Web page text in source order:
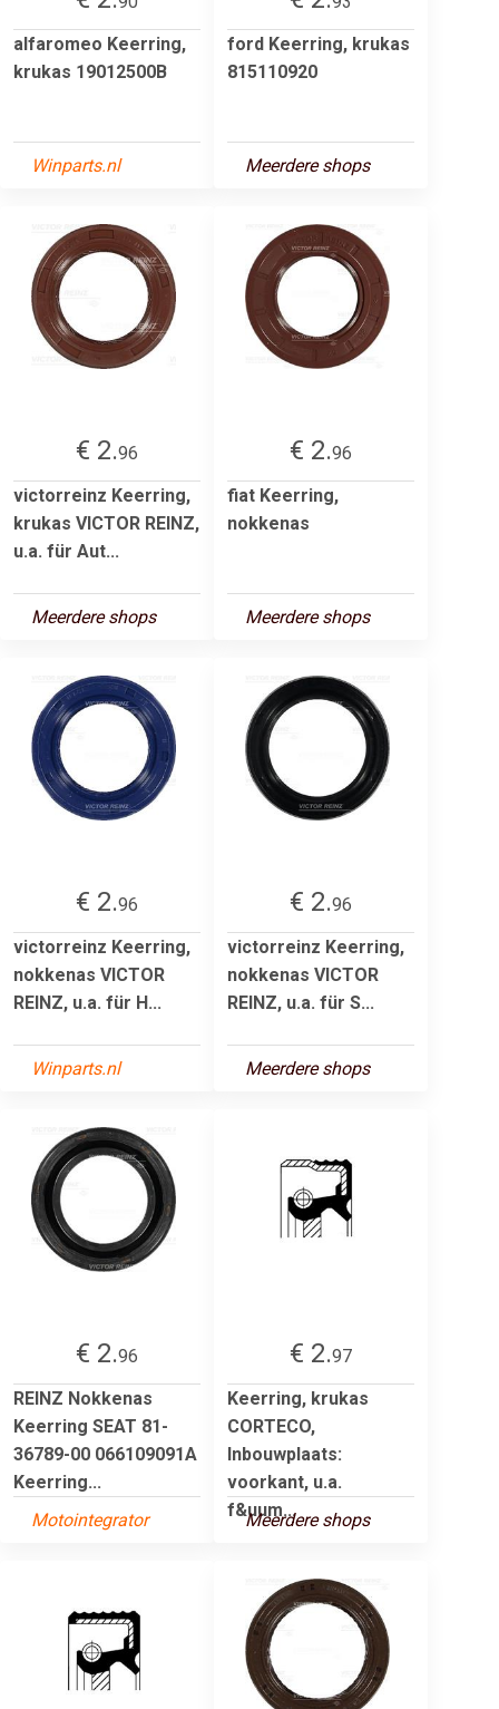
alfaromeo Keerring,
krukas 19012500B
Winparts.nl
ford Keerring, krukas
815110920
Meerdere shops
€ 2.96
victorreinz Keerring,
krukas VICTOR REINZ,
u.a. für Aut...
Meerdere shops
€ 2.96
fiat Keerring,
nokkenas
Meerdere shops
€ 2.96
victorreinz Keerring,
nokkenas VICTOR
REINZ, u.a. für H...
Winparts.nl
€ 2.96
victorreinz Keerring,
nokkenas VICTOR
REINZ, u.a. für S...
Meerdere shops
€ 2.96
REINZ Nokkenas
Keerring SEAT 81-
36789-00 066109091A
Keerring...
Motointegrator
€ 2.97
Keerring, krukas
CORTECO,
Inbouwplaats:
voorkant, u.a.
f&uum...
Meerdere shops